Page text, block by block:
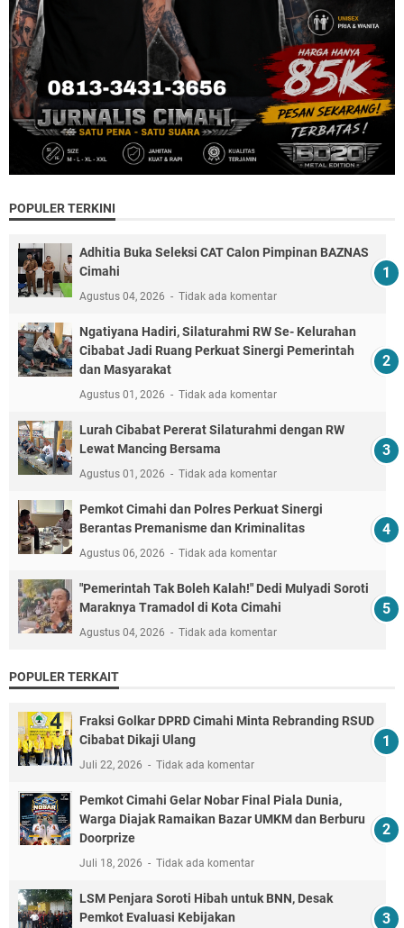
POPULER TERKINI
Adhitia Buka Seleksi CAT Calon Pimpinan BAZNAS
Cimahi
Agustus 04, 2026 Tidak ada komentar
Ngatiyana Hadiri, Silaturahmi RW Se- Kelurahan
Cibabat Jadi Ruang Perkuat Sinergi Pemerintah
dan Masyarakat
Agustus 01, 2026 Tidak ada komentar
Lurah Cibabat Pererat Silaturahmi dengan RW
Lewat Mancing Bersama
Agustus 01, 2026 Tidak ada komentar
Pemkot Cimahi dan Polres Perkuat Sinergi
Berantas Premanisme dan Kriminalitas
Agustus 06, 2026 Tidak ada komentar
"Pemerintah Tak Boleh Kalah!" Dedi Mulyadi Soroti
Maraknya Tramadol di Kota Cimahi
Agustus 04, 2026 Tidak ada komentar
POPULER TERKAIT
Fraksi Golkar DPRD Cimahi Minta Rebranding RSUD
Cibabat Dikaji Ulang
Juli 22, 2026 Tidak ada komentar
Pemkot Cimahi Gelar Nobar Final Piala Dunia,
Warga Diajak Ramaikan Bazar UMKM dan Berburu
Doorprize
Juli 18, 2026 Tidak ada komentar
LSM Penjara Soroti Hibah untuk BNN, Desak
Pemkot Evaluasi Kebijakan